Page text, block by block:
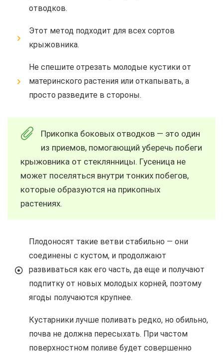
отводков.
Этот метод подходит для всех сортов
крыжовника.
Не спешите отрезать молодые кустики от
материнского растения или откапывать, а
просто разведите в стороны.
Прикопка боковых отводков — это один
из приемов, помогающий уберечь побеги
крыжовника от стеклянницы. Гусеница не
может поселяться внутри тонких побегов,
которые образуются на прикопных
растениях.
Плодоносят такие ветви стабильно — они
соединены с кустом, и продолжают
развиваться как его часть, да еще и получают
подпитку от новых молодых корней, поэтому
ягоды получаются крупнее.
Кустарники лучше поливать редко, но обильно,
почва не должна пересыхать. При частом
поверхностном поливе будет совершенно